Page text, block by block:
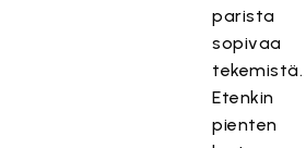
parista
sopivaa
tekemistä.
Etenkin
pienten